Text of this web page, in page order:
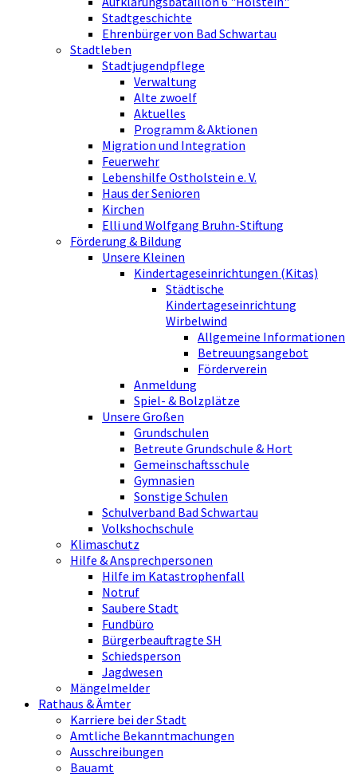
Stadtgeschichte
Ehrenbürger von Bad Schwartau
Stadtleben
Stadtjugendpflege
Verwaltung
Alte zwoelf
Aktuelles
Programm & Aktionen
Migration und Integration
Feuerwehr
Lebenshilfe Ostholstein e. V.
Haus der Senioren
Kirchen
Elli und Wolfgang Bruhn-Stiftung
Förderung & Bildung
Unsere Kleinen
Kindertageseinrichtungen (Kitas)
Städtische
Kindertageseinrichtung
Wirbelwind
Allgemeine Informationen
Betreuungsangebot
Förderverein
Anmeldung
Spiel- & Bolzplätze
Unsere Großen
Grundschulen
Betreute Grundschule & Hort
Gemeinschaftsschule
Gymnasien
Sonstige Schulen
Schulverband Bad Schwartau
Volkshochschule
Klimaschutz
Hilfe & Ansprechpersonen
Hilfe im Katastrophenfall
Notruf
Saubere Stadt
Fundbüro
Bürgerbeauftragte SH
Schiedsperson
Jagdwesen
Mängelmelder
Rathaus & Ämter
Karriere bei der Stadt
Amtliche Bekanntmachungen
Ausschreibungen
Bauamt